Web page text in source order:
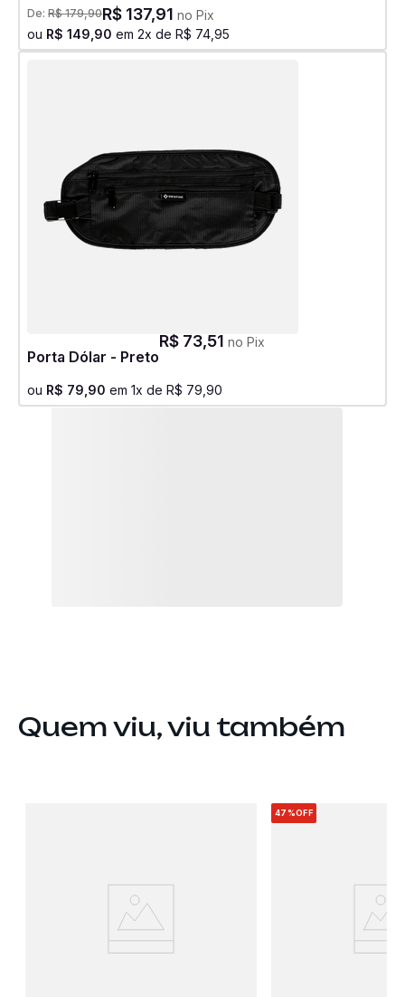
De: R$ 179,90R$ 137,91 no Pix
ou R$ 149 90 em 2x de R$ 74 95
Porta Dólar - Preto
R$ 73,51 no Pix
ou R$ 79 90 em 1x de R$ 79 90
Quem viu, viu também
47%OFF